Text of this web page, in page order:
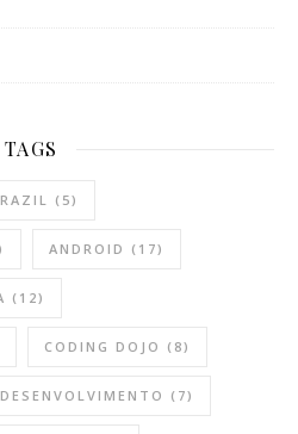
TAGS
(5)
ANDROID (17)
(12)
CODING DOJO (8)
DESENVOLVIMENTO (7)